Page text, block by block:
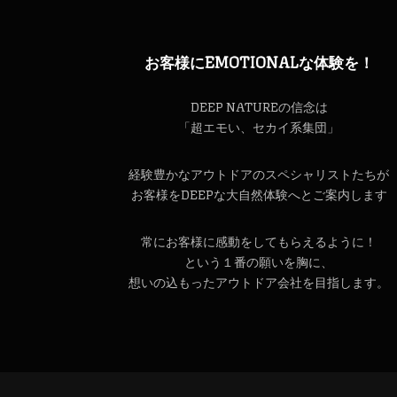
お客様にEMOTIONALな体験を！
DEEP NATUREの信念は
「超エモい、セカイ系集団」
経験豊かなアウトドアのスペシャリストたちが
お客様をDEEPな大自然体験へとご案内します
常にお客様に感動をしてもらえるように！
という１番の願いを胸に、
想いの込もったアウトドア会社を目指します。